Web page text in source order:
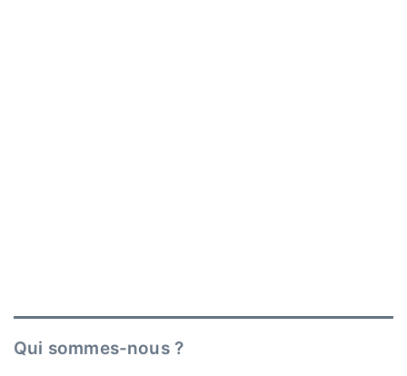
Qui sommes-nous ?